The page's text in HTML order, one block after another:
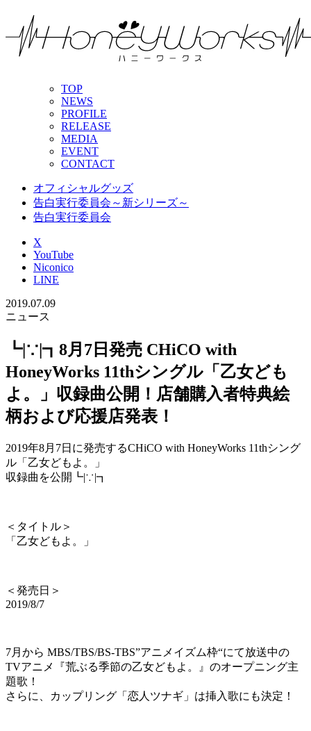
TOP
NEWS
PROFILE
RELEASE
MEDIA
EVENT
CONTACT
オフィシャルグッズ
告白実行委員会～新シリーズ～
告白実行委員会
X
YouTube
Niconico
LINE
2019.07.09
ニュース
┗|∵|┓8月7日発売 CHiCO with
HoneyWorks 11thシングル「乙女ども
よ。」収録曲公開！店舗購入者特典絵
柄および応援店発表！
2019年8月7日に発売するCHiCO with HoneyWorks 11thシング
ル「乙女どもよ。」
収録曲を公開┗|∵|┓
＜タイトル＞
「乙女どもよ。」
＜発売日＞
2019/8/7
7月から MBS/TBS/BS-TBS”アニメイズム枠“にて放送中の
TVアニメ『荒ぶる季節の乙女どもよ。』のオープニング主
題歌！
さらに、カップリング「恋人ツナギ」は挿入歌にも決定！